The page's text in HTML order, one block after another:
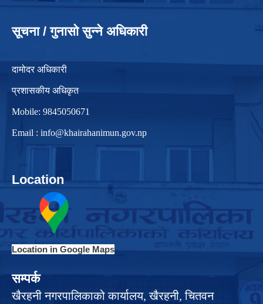
सूचना / गुनासो सुन्ने अधिकारी
दामोदर अधिकारी
प्रशासकीय अधिकृत
Mobile: 9845050671
Email : info@khairahanimun.gov.np
Location
Location in Google Maps
सम्पर्क
खैरहनी नगरपालिकाको कार्यालय, खैरहनी, चितवन